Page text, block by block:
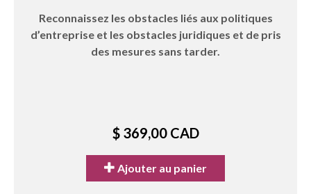
Reconnaissez les obstacles liés aux politiques
d’entreprise et les obstacles juridiques et de pris
des mesures sans tarder.
$ 369,00 CAD
Ajouter au panier